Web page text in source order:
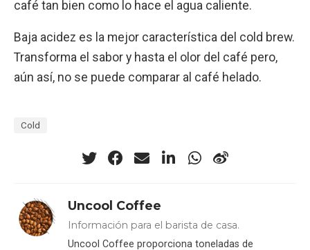
café tan bien como lo hace el agua caliente.
Baja acidez es la mejor característica del cold brew.
Transforma el sabor y hasta el olor del café pero,
aún así, no se puede comparar al café helado.
Cold
Uncool Coffee
Información para el barista de casa.
Uncool Coffee proporciona toneladas de